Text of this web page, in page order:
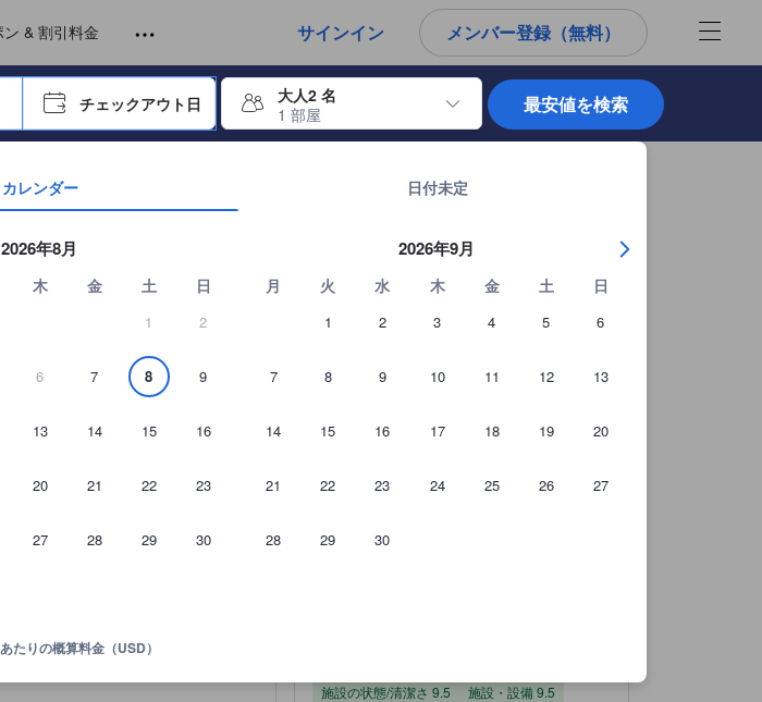
ン & 割引料金 サインイン メンバー登録（無料）
を確定して、検索します。
チェックアウト日
大人2 名
1 部屋
択画面の操作を開始します。方向キーを使用して、チェックイン日とチェックアウト日を移動します。エンターキ
カレンダー 日付未定
2026年8月
木 金 土 日
1 2
6 7 8 9
13 14 15 16
20 21 22 23
27 28 29 30
2026年9月
月 火 水 木 金 土 日
1 2 3 4 5 6
7 8 9 10 11 12 13
14 15 16 17 18 19 20
21 22 23 24 25 26 27
28 29 30
たりの概算料金（USD）
最安値を検索
施設の状態/清潔さ 9.5
施設・設備 9.5
験に基づいた内容であるため、これから宿泊選びをされるユーザーにとっても参考となる信頼できる情報